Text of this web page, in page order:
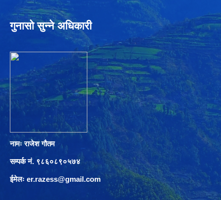
गुनासो सुन्ने अधिकारी
नामः राजेश गौतम
सम्पर्क नं. ९८६०८९०५७४
ईमेलः er.razess@gmail.com